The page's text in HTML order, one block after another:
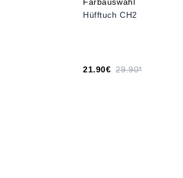
Hüfftuch CH2
21.90€ 29.90*